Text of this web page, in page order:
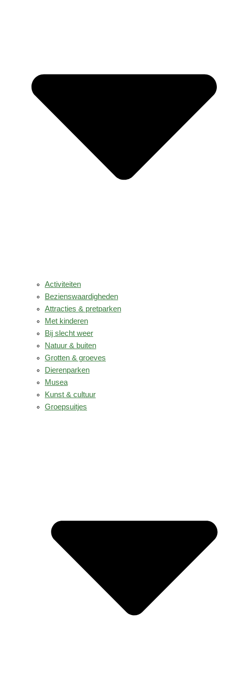
Activiteiten
Bezienswaardigheden
Attracties & pretparken
Met kinderen
Bij slecht weer
Natuur & buiten
Grotten & groeves
Dierenparken
Musea
Kunst & cultuur
Groepsuitjes